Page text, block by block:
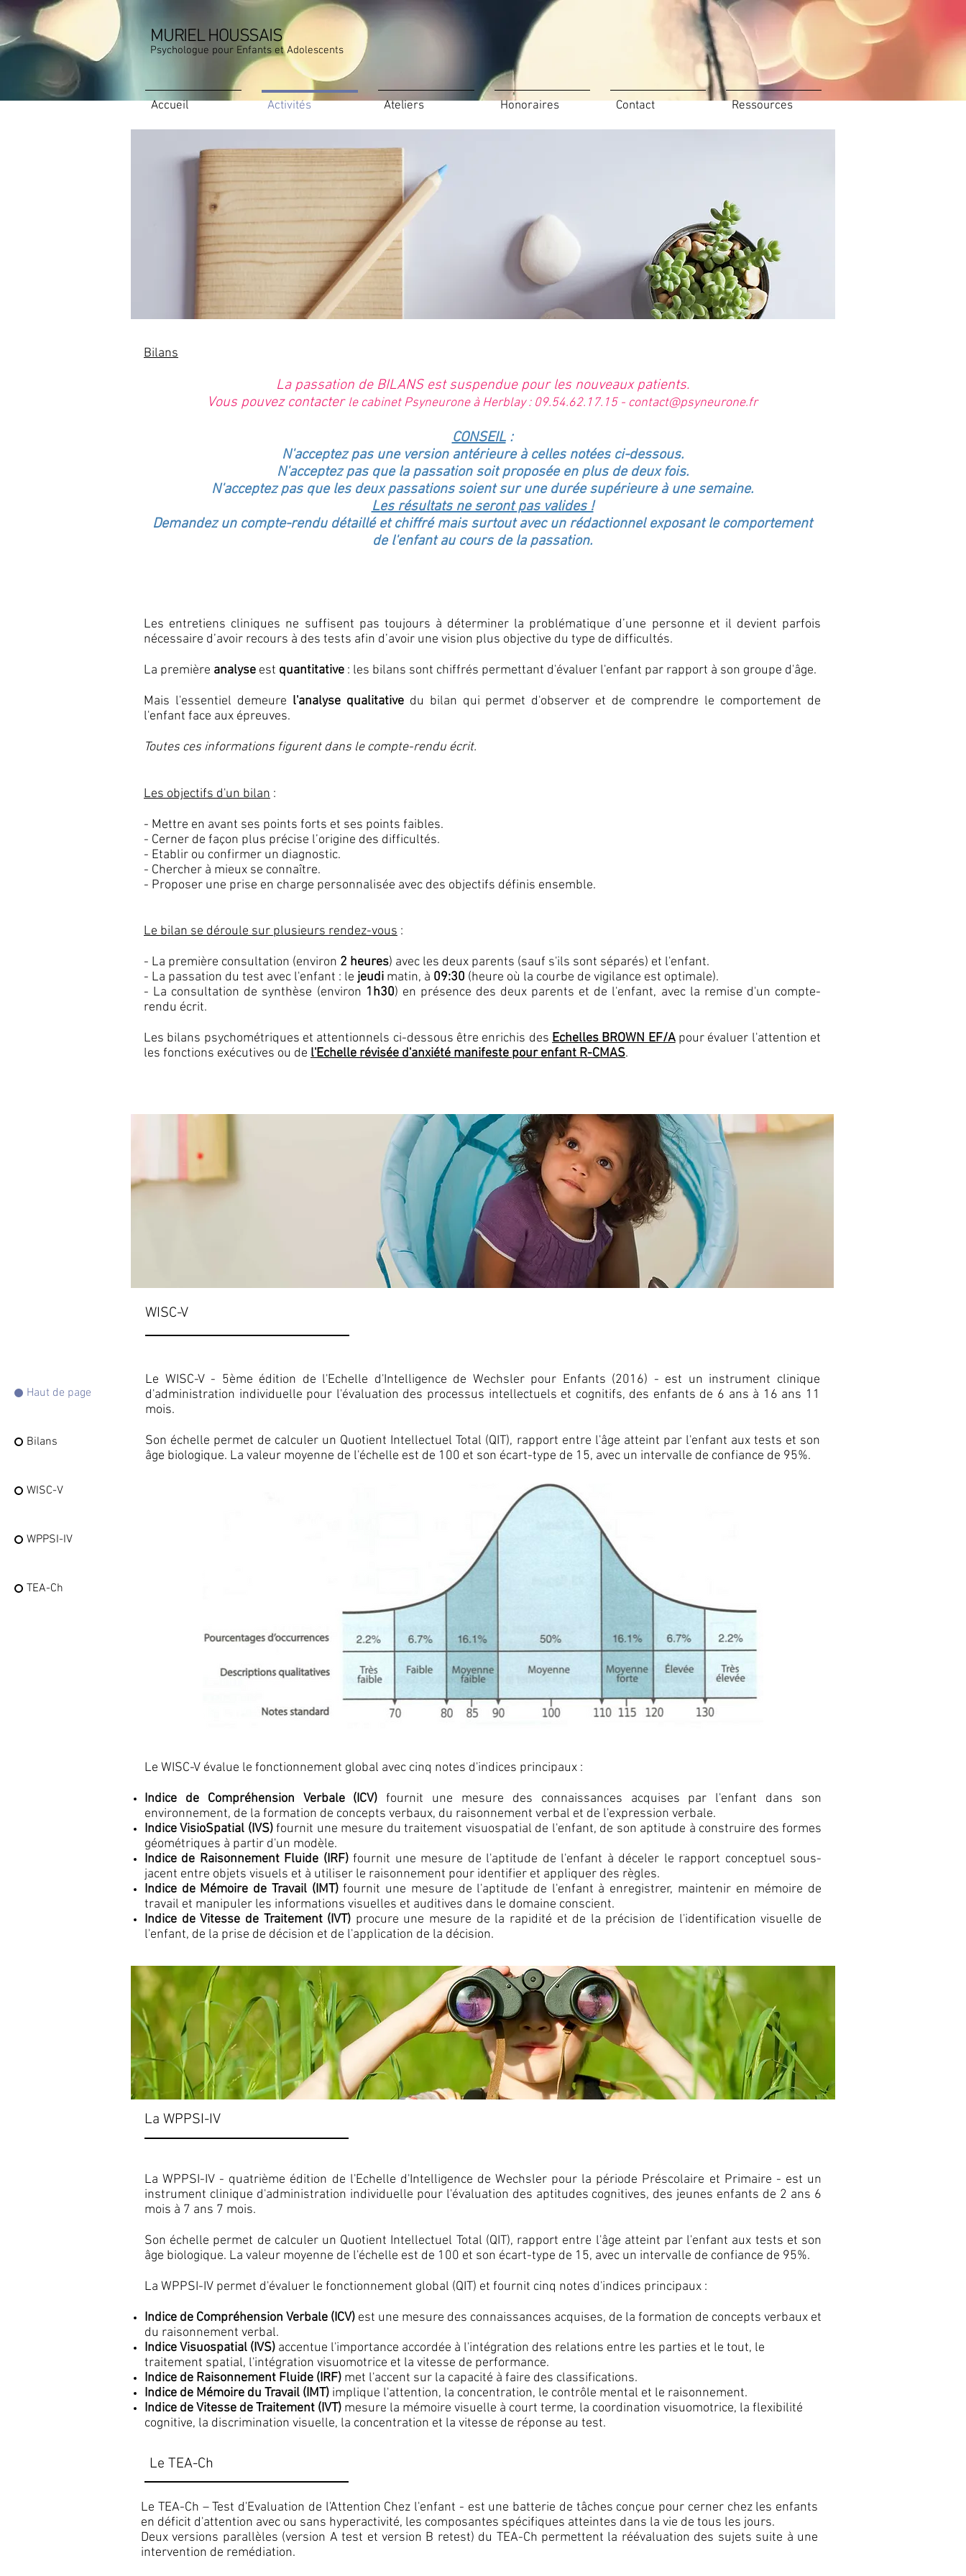
MURIEL HOUSSAIS
Psychologue pour Enfants et Adolescents
Accueil Activités Ateliers Honoraires Contact Ressources
Haut de page
Bilans
WISC-V
WPPSI-IV
TEA-Ch
Bilans
La passation de BILANS est suspendue pour les nouveaux patients.
Vous pouvez contacter le cabinet Psyneurone à Herblay : 09.54.62.17.15 - contact@psyneurone.fr
CONSEIL:
N'acceptez pas une version antérieure à celles notées ci-dessous.
N'acceptez pas que la passation soit proposée en plus de deux fois.
N'acceptez pas que les deux passations soient sur une durée supérieure à une semaine.
Les résultats ne serontpas valides !
Demandez un compte-rendu détaillé et chiffré mais surtout avec un rédactionnel exposant le comportement
de l'enfant au cours de la passation.
Les entretiens cliniques ne suffisent pas toujours à déterminer la problématique d’une personne et il devient parfois
nécessaire d’avoir recours à des tests afin d’avoir une vision plus objective du type de difficultés.
La première analyse est quantitative : les bilans sont chiffrés permettant d'évaluer l'enfant par rapport à son groupe d'âge.
Mais l'essentiel demeure l'analyse qualitativedu bilan qui permet d'observer et de comprendre le comportement de
l'enfant face aux épreuves.
Toutes ces informations figurent dans le compte-rendu écrit.
Les objectifs d'un bilan :
- Mettre en avant ses points forts et ses points faibles.
- Cerner de façon plus précise l’origine des difficultés.
- Etablir ou confirmer un diagnostic.
- Chercher à mieux se connaître.
- Proposer une prise en charge personnalisée avec des objectifs définis ensemble.
Le bilan se déroule sur plusieurs rendez-vous :
- La première consultation (environ 2 heures) avec les deux parents (sauf s'ils sont séparés) et l'enfant.
- La passation du test avec l'enfant : le jeudi matin, à 09:30 (heure où la courbe de vigilance est optimale).
- La consultation de synthèse (environ 1h30) en présence des deux parents et de l'enfant, avec la remise d'un compte-
rendu écrit.
Les bilans psychométriques et attentionnels ci-dessous être enrichis des Echelles BROWN EF/Apour évaluer l'attention et
les fonctions exécutives ou de l'Echelle révisée d'anxiété manifeste pour enfant R-CMAS.
WISC-V
Le WISC-V - 5ème édition de l'Echelle d'Intelligence de Wechsler pour Enfants (2016) - est un instrument clinique
d'administration individuelle pour l'évaluation des processus intellectuels et cognitifs, des enfants de 6 ans à 16 ans 11
mois.
Son échelle permet de calculer un Quotient Intellectuel Total (QIT), rapport entre l'âge atteint par l'enfant aux tests et son
âge biologique. La valeur moyenne de l'échelle est de 100 et son écart-type de 15, avec un intervalle de confiance de 95%.
Le WISC-V évalue le fonctionnement global avec cinq notes d'indices principaux :
Indice de Compréhension Verbale (ICV)fournit une mesure des connaissances acquises par l'enfant dans son
environnement, de la formation de concepts verbaux, du raisonnement verbal et de l'expression verbale.
Indice VisioSpatial (IVS)fournit une mesure du traitement visuospatial de l'enfant, de son aptitude à construire des formes
géométriques à partir d'un modèle.
Indice de Raisonnement Fluide (IRF)fournit une mesure de l'aptitude de l'enfant à déceler le rapport conceptuel sous-
jacent entre objets visuels et à utiliser le raisonnement pour identifier et appliquer des règles.
Indice de Mémoire de Travail (IMT)fournit une mesure de l'aptitude de l'enfant à enregistrer, maintenir en mémoire de
travail et manipuler les informations visuelles et auditives dans le domaine conscient.
Indice de Vitesse de Traitement (IVT) procure une mesure de la rapidité et de la précision de l'identification visuelle de
l'enfant, de la prise de décision et de l'application de la décision.
La WPPSI-IV
La WPPSI-IV - quatrième édition de l'Echelle d'Intelligence de Wechsler pour la période Préscolaire et Primaire - est un
instrument clinique d'administration individuelle pour l'évaluation des aptitudes cognitives, des jeunes enfants de 2 ans 6
mois à 7 ans 7 mois.
Son échelle permet de calculer un Quotient Intellectuel Total (QIT), rapport entre l'âge atteint par l'enfant aux tests et son
âge biologique. La valeur moyenne de l'échelle est de 100 et son écart-type de 15, avec un intervalle de confiance de 95%.
La WPPSI-IV permet d'évaluer le fonctionnement global (QIT) et fournit cinq notes d'indices principaux :
Indice de Compréhension Verbale (ICV) est une mesure des connaissances acquises, de la formation de concepts verbaux et
du raisonnement verbal.
Indice Visuospatial (IVS) accentue l'importance accordée à l'intégration des relations entre les parties et le tout, le
traitement spatial, l'intégration visuomotrice et la vitesse de performance.
Indice de Raisonnement Fluide (IRF) met l'accent sur la capacité à faire des classifications.
Indice de Mémoire du Travail (IMT) implique l'attention, la concentration, le contrôle mental et le raisonnement.
Indice de Vitesse de Traitement (IVT) mesure la mémoire visuelle à court terme, la coordination visuomotrice, la flexibilité
cognitive, la discrimination visuelle, la concentration et la vitesse de réponse au test.
Le TEA-Ch
Le TEA-Ch – Test d'Evaluation de l'Attention Chez l'enfant - est une batterie de tâches conçue pour cerner chez les enfants
en déficit d'attention avec ou sans hyperactivité, les composantes spécifiques atteintes dans la vie de tous les jours.
Deux versions parallèles (version A test et version B retest) du TEA-Ch permettent la réévaluation des sujets suite à une
intervention de remédiation.